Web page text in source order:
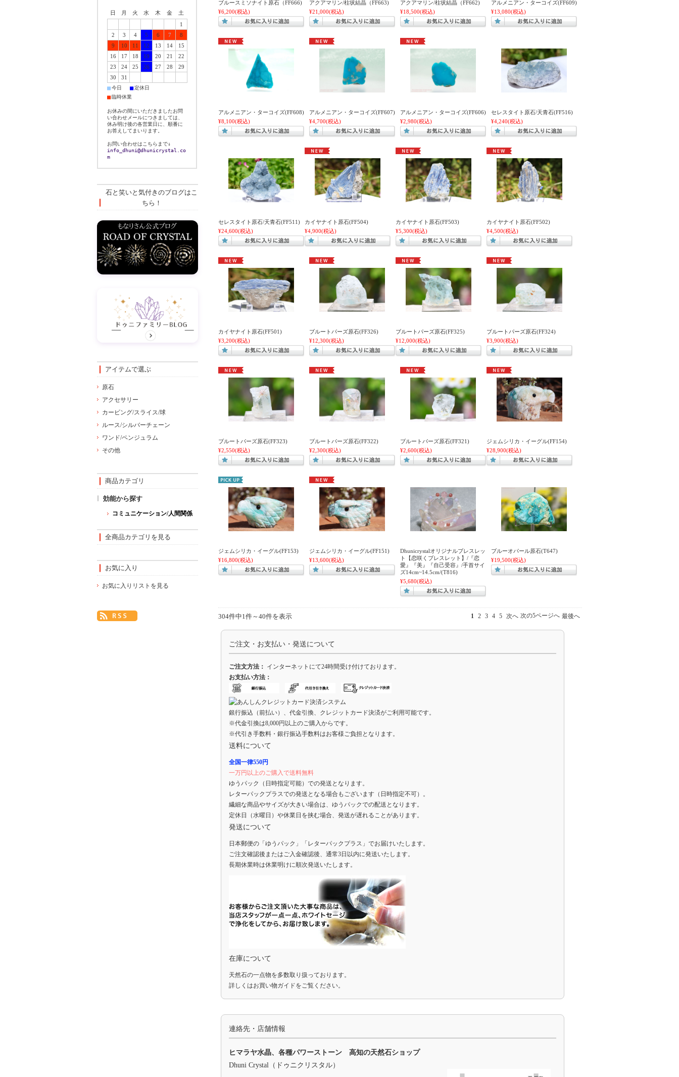
ブルースミソナイト原石（FF666)
¥6,200(税込)
アクアマリン/柱状結晶（FF663)
¥21,000(税込)
アクアマリン/柱状結晶（FF662)
¥18,500(税込)
アルメニアン・ターコイズ(FF609)
¥13,080(税込)
アルメニアン・ターコイズ(FF608)
¥8,100(税込)
アルメニアン・ターコイズ(FF607)
¥4,700(税込)
アルメニアン・ターコイズ(FF606)
¥2,980(税込)
セレスタイト原石/天青石(FF516)
¥4,240(税込)
セレスタイト原石/天青石(FF511)
¥24,600(税込)
カイヤナイト原石(FF504)
¥4,900(税込)
カイヤナイト原石(FF503)
¥5,300(税込)
カイヤナイト原石(FF502)
¥4,500(税込)
カイヤナイト原石(FF501)
¥3,200(税込)
ブルートパーズ原石(FF326)
¥12,300(税込)
ブルートパーズ原石(FF325)
¥12,000(税込)
ブルートパーズ原石(FF324)
¥3,900(税込)
ブルートパーズ原石(FF323)
¥2,550(税込)
ブルートパーズ原石(FF322)
¥2,300(税込)
ブルートパーズ原石(FF321)
¥2,600(税込)
ジェムシリカ・イーグル(FF154)
¥28,900(税込)
ジェムシリカ・イーグル(FF153)
¥16,800(税込)
ジェムシリカ・イーグル(FF151)
¥13,600(税込)
Dhunicrystalオリジナルブレスレッ
ト【恋咲くブレスレット】/『恋
愛』『美』『自己受容』/手首サイ
ズ14cm~14.5cm/(T816)
¥5,680(税込)
ブルーオパール原石(T647)
¥19,500(税込)
304件中1件～40件を表示 1 2 3 4 5 次へ 次の5ページへ 最後へ
ご注文・お支払い・発送について
ご注文方法： インターネットにて24時間受け付けております。
お支払い方法：
銀行振込（前払い）、代金引換、クレジットカード決済がご利用可能です。
※代金引換は8,000円以上のご購入からです。
※代引き手数料・銀行振込手数料はお客様ご負担となります。
送料について
全国一律550円
一万円以上のご購入で送料無料
ゆうパック（日時指定可能）での発送となります。
レターパックプラスでの発送となる場合もございます（日時指定不可）。
繊細な商品やサイズが大きい場合は、ゆうパックでの配送となります。
定休日（水曜日）や休業日を挟む場合、発送が遅れることがあります。
発送について
日本郵便の「ゆうパック」「レターパックプラス」でお届けいたします。
ご注文確認後またはご入金確認後、通常3日以内に発送いたします。
長期休業時は休業明けに順次発送いたします。
在庫について
天然石の一点物を多数取り扱っております。
詳しくはお買い物ガイドをご覧ください。
連絡先・店舗情報
ヒマラヤ水晶、各種パワーストーン 高知の天然石ショップ
Dhuni Crystal（ドゥニクリスタル）
日 月 火 水 木 金
土
1
2
3 4 5 6 7
8
9
10 11 12 13 14
15
16
17 18 19 20 21
22
23
24 25 26 27 28
29
30
31
■今日 ■定休日
■臨時休業
お休みの間にいただきましたお問
い合わせメールにつきましては、
休み明け後の各営業日に、順番に
お答えしてまいります。
お問い合わせはこちらまで↓
info_dhuni@dhunicrystal.co
m
石と笑いと気付きのブログはこ
ちら！
アイテムで選ぶ
原石
アクセサリー
カービング/スライス/球
ルース/シルバーチェーン
ワンド/ペンジュラム
その他
商品カテゴリ
効能から探す
コミュニケーション/人間関係
全商品カテゴリを見る
お気に入り
お気に入りリストを見る